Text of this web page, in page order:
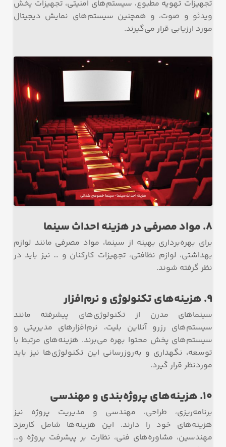
تجهیزات تهویه مطبوع، سیستم‌های امنیتی، تجهیزات پخش
ویدئو و صوت، و همچنین سیستم‌های نمایش دیجیتال
مورد ارزیابی قرار می‌گیرند.
8. مواد مصرفی در هزینه احداث سینما
برای بهره‌برداری بهینه از سینما، مواد مصرفی مانند لوازم
بهداشتی، لوازم نظافتی، تجهیزات کارکنان و … نیز باید در
نظر گرفته شوند.
9. هزینه‌های تکنولوژی و نرم‌افزار
سینماهای مدرن از تکنولوژی‌های پیشرفته مانند
سیستم‌های رزرو آنلاین بلیت، نرم‌افزارهای مدیریتی و
سیستم‌های پخش محتوا بهره می‌برند. هزینه‌های مرتبط با
توسعه، نگهداری و به‌روزرسانی این تکنولوژی‌ها نیز باید
موردنظر قرار گیرد.
10. هزینه‌های پروژه‌بندی و مهندسی
برنامه‌ریزی، طراحی، مهندسی و مدیریت پروژه نیز
هزینه‌های خود را دارند. این هزینه‌ها شامل کارمزد
مهندسین، مشاوره‌های فنی، نظارت بر پیشرفت پروژه و…